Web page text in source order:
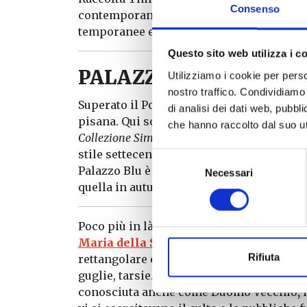
Consenso
Questo sito web utilizza i
Utilizziamo i cookie per
nostro traffico.
di analisi dei dati web,
che hanno raccolto dal suo
Selezione
consenso
Necessari
Rifiuta
contemporanea, nonché donazioni di
temporanee e fa parte delSistema
PALAZZO BLU
Superato il Ponte di Mezzo, la prossima
pisana. Qui sono esposti capolavori
Collezione Simoneschi
stile settecentesco, con mobili d’epoca,
Palazzo Blu è la sede delle più
quella in autunno, di alto profilo
Poco più in là due autentici gioielli del
Maria della Spinarappresenta uno
rettangolare e rivestimento di marmi
guglie, tarsie. La bellaChiesa di San
conosciuta anche come Duomo Vecchio,